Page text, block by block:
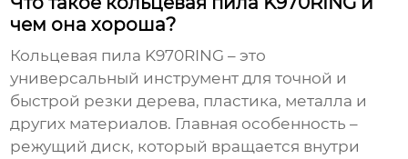
чем она хороша?
Кольцевая пила K970RING – это
универсальный инструмент для точной и
быстрой резки дерева, пластика, металла и
других материалов. Главная особенность –
режущий диск, который вращается внутри